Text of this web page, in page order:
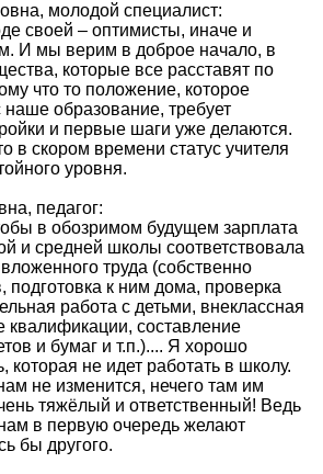
молодой специалист:
своей – оптимисты, иначе и
И мы верим в доброе начало, в
которые все расставят по
что то положение, которое
наше образование, требует
и первые шаги уже делаются.
в скором времени статус учителя
уровня.
педагог:
в обозримом будущем зарплата
и средней школы соответствовала
труда (собственно
подготовка к ним дома, проверка
работа с детьми, внеклассная
составление
и бумаг и т.п.).... Я хорошо
не идет работать в школу.
не изменится, нечего там им
тяжёлый и ответственный! Ведь
в первую очередь желают
бы другого.